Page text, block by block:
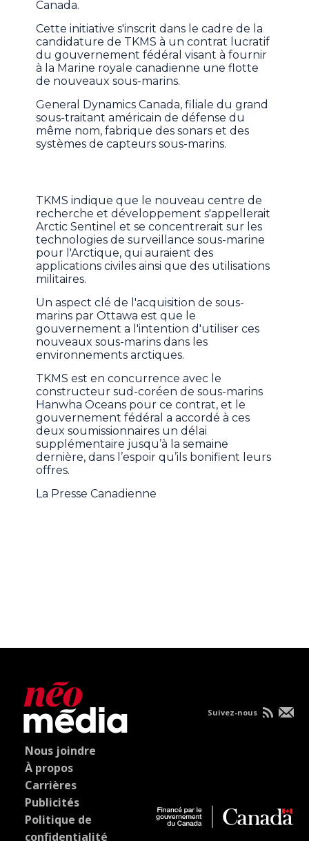
Canada.
Cette initiative s'inscrit dans le cadre de la
candidature de TKMS à un contrat lucratif
du gouvernement fédéral visant à fournir
à la Marine royale canadienne une flotte
de nouveaux sous-marins.
General Dynamics Canada, filiale du grand
sous-traitant américain de défense du
même nom, fabrique des sonars et des
systèmes de capteurs sous-marins.
TKMS indique que le nouveau centre de
recherche et développement s'appellerait
Arctic Sentinel et se concentrerait sur les
technologies de surveillance sous-marine
pour l'Arctique, qui auraient des
applications civiles ainsi que des utilisations
militaires.
Un aspect clé de l'acquisition de sous-
marins par Ottawa est que le
gouvernement a l'intention d'utiliser ces
nouveaux sous-marins dans les
environnements arctiques.
TKMS est en concurrence avec le
constructeur sud-coréen de sous-marins
Hanwha Oceans pour ce contrat, et le
gouvernement fédéral a accordé à ces
deux soumissionnaires un délai
supplémentaire jusqu’à la semaine
dernière, dans l’espoir qu’ils bonifient leurs
offres.
La Presse Canadienne
Nous joindre
À propos
Carrières
Publicités
Politique de
confidentialité
Suivez-nous